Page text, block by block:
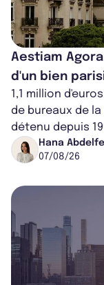
Aestiam
d'un bien
1,1 million
de bureaux de la
détenu depuis
cédé avec une
Hana
07/08/26